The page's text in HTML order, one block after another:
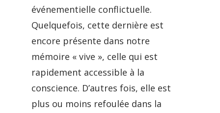
événementielle conflictuelle.
Quelquefois, cette dernière est
encore présente dans notre
mémoire « vive », celle qui est
rapidement accessible à la
conscience. D’autres fois, elle est
plus ou moins refoulée dans la